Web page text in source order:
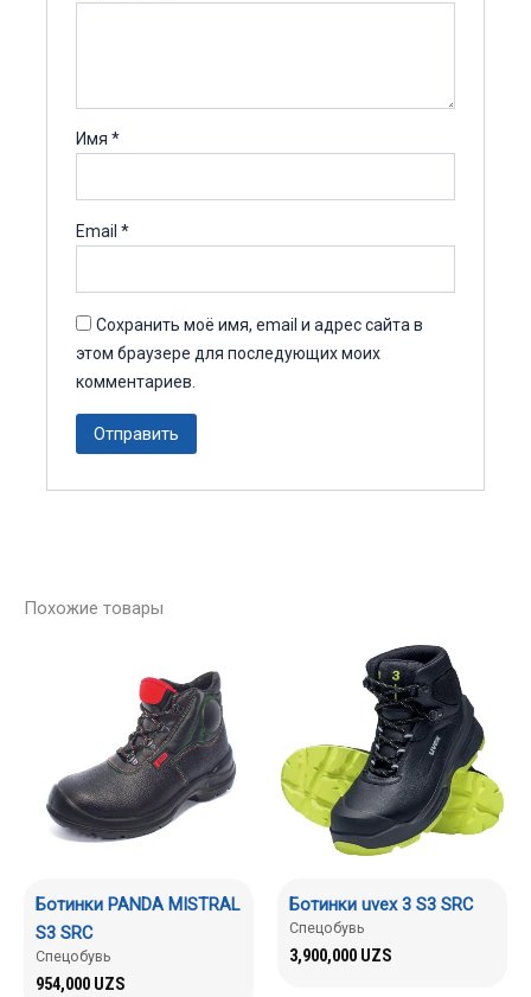
Имя*
Email*
Сохранить моё имя, email и адрес сайта в
этом браузере для последующих моих
комментариев.
Похожие товары
Ботинки PANDA MISTRAL
S3 SRC
Спецобувь
954,000 UZS
Ботинки uvex 3 S3 SRC
Спецобувь
3,900,000 UZS